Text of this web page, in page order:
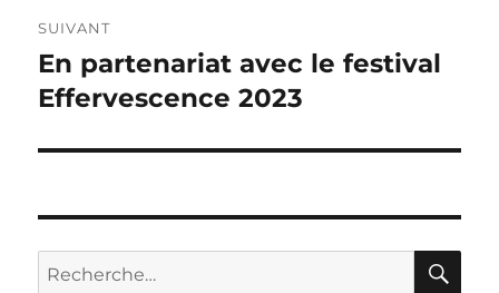
SUIVANT
Publication
suivante :
En partenariat avec le festival
Effervescence 2023
Recherche